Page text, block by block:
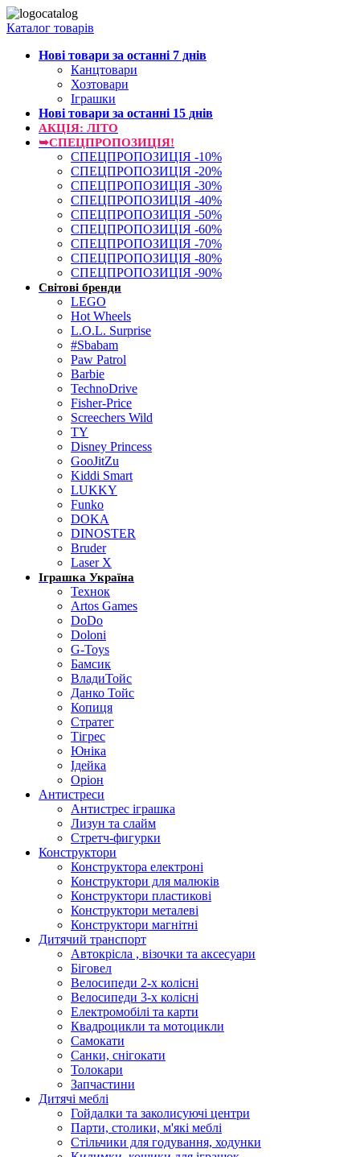
Каталог товарів
Нові товари за останнi 7 днiв
Канцтовари
Хозтовари
Іграшки
Нові товари за останнi 15 днiв
АКЦІЯ: ЛІТО
➥СПЕЦПРОПОЗИЦІЯ!
СПЕЦПРОПОЗИЦІЯ -10%
СПЕЦПРОПОЗИЦІЯ -20%
СПЕЦПРОПОЗИЦІЯ -30%
СПЕЦПРОПОЗИЦІЯ -40%
СПЕЦПРОПОЗИЦІЯ -50%
СПЕЦПРОПОЗИЦІЯ -60%
СПЕЦПРОПОЗИЦІЯ -70%
СПЕЦПРОПОЗИЦІЯ -80%
СПЕЦПРОПОЗИЦІЯ -90%
Світові бренди
LEGO
Hot Wheels
L.O.L. Surprise
#Sbabam
Paw Patrol
Barbie
TechnoDrive
Fisher-Price
Screechers Wild
TY
Disney Princess
GooJitZu
Kiddi Smart
LUKKY
Funko
DOKA
DINOSTER
Bruder
Laser X
Іграшка Україна
Технок
Artos Games
DoDo
Doloni
G-Toys
Бамсик
ВладиТойс
Данко Тойс
Копиця
Стратег
Тігрес
Юніка
Ідейка
Оріон
Антистреси
Антистрес іграшка
Лизун та слайм
Стретч-фигурки
Конструктори
Конструктора електроні
Конструктори для малюків
Конструктори пластикові
Конструктори металеві
Конструктори магнітні
Дитячий транспорт
Автокрісла , візочки та аксесуари
Біговел
Велосипеди 2-х колісні
Велосипеди 3-х колісні
Електромобілі та карти
Квадроцикли та мотоцикли
Самокати
Санки, снігокати
Толокари
Запчастини
Дитячі меблі
Гойдалки та заколисуючі центри
Парти, столики, м'які меблі
Стільчики для годування, ходунки